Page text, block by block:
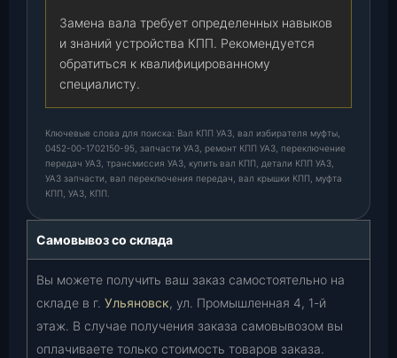
Замена вала требует определенных навыков
и знаний устройства КПП. Рекомендуется
обратиться к квалифицированному
специалисту.
Ключевые слова для поиска: Вал КПП УАЗ, вал избирателя муфты,
0452-00-1702150-95, запчасти УАЗ, ремонт КПП УАЗ, переключение
передач УАЗ, трансмиссия УАЗ, купить вал КПП, детали КПП УАЗ,
УАЗ запчасти, вал переключения передач, вал крышки КПП, муфта
КПП, УАЗ, КПП.
Самовывоз со склада
Вы можете получить ваш заказ самостоятельно на
складе в г. Ульяновск, ул. Промышленная 4, 1-й
этаж. В случае получения заказа самовывозом вы
оплачиваете только стоимость товаров заказа.